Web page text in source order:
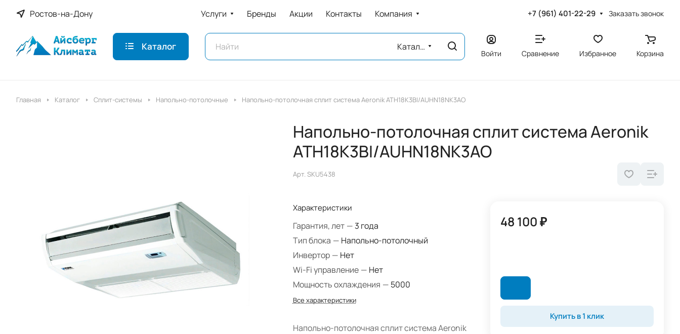
Ростов-на-Дону Услуги Бренды Акции Контакты Компания +7 (961) 401-22-29 Заказать звонок
Каталог Каталог
Войти Сравнение Избранное Корзина
Главная Каталог Сплит-системы Напольно-потолочные Напольно-потолочная сплит система Aeronik ATH18K3BI/AUHN18NK3AO
Напольно-потолочная сплит система Aeronik
ATH18K3BI/AUHN18NK3AO
Арт. SKU5438
Характеристики
Гарантия, лет — 3 года
Тип блока — Напольно-потолочный
Инвертор — Нет
Wi-Fi управление — Нет
Мощность охлаждения — 5000
Все характеристики
Напольно-потолочная сплит система Aeronik
48 100 ₽
Купить в 1 клик